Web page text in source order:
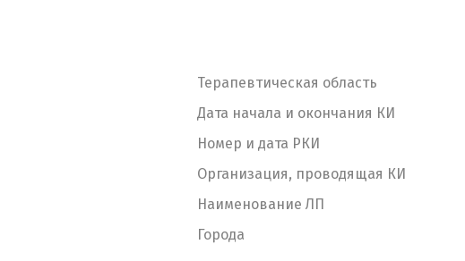
Терапевтическая область
Дата начала и окончания КИ
Номер и дата РКИ
Организация, проводящая КИ
Наименование ЛП
Города